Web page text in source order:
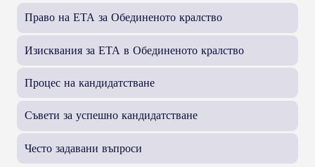
Право на ЕТА за Обединеното кралство
Изисквания за ЕТА в Обединеното кралство
Процес на кандидатстване
Съвети за успешно кандидатстване
Често задавани въпроси